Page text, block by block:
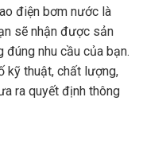
điện bơm nước là
sẽ nhận được sản
nhu cầu của bạn.
kỹ thuật, chất lượng,
ra quyết định thông